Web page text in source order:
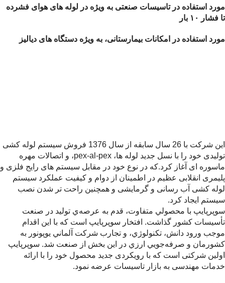
مورد استفاده در تاسیسات صنعتی به ویژه در لوله های هوای فشرده
تا فشار ۱۰ بار
مورد استفاده در امکانات بیمارستانی، به ویژه دستگاه های دیالیز
این شرکت با 26 سال سابقه از سال 1376 فروش سیستم لوله کشی
تولیدی خود را با نسل جديد لوله ها، pex-al-pex، و اتصالات مهره
ماسوره ای آغاز كرد.که در نوع خود در مقابل سیستم های رایج فلزی و
پلیمری انقلابی عظیم در اطمينان از دوام و كيفيت عملكرد سيستم
لوله کشی آب رسانی و گرمایشی و همچنين راحت تر شدن نصب
سيستم ايجاد کرد.
سوپرپايپ با محصولي متفاوت، قدم به عرصه‌ي توليد در صنعت
تأسيسات كشور گذاشت. ‌افتخار سوپرپايپ است كه با اين اقدام
موجب ورود دانش، تكنولوژي، و تجارب شركت آلماني يوپونور به
كشورمان و صرفه‌جويي ارزي در اين بخش از صنعت شد. سوپرپایپ
اولین شرکتی است که با رویکردی جدید محصول خود را با ارائه
خدمات مهندسی به بازار تاسیسات عرضه نمود.